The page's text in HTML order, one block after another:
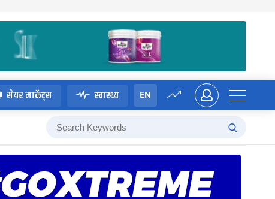
सेयर मार्केट्स स्वास्थ्य EN